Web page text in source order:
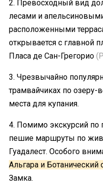
2. Превосходный вид
лесами и
расположенными
открывается с главной
Пласа де Сан-Грегорио
3. Чрезвычайно
трамвайчиках по
места для купания.
4. Помимо экскурсий по
пешие маршруты по
Гуадалест. Особого
Альгара и Ботанический
Замка.